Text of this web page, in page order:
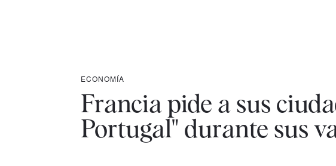
ECONOMÍA
Francia pide a sus
Portugal" durante sus